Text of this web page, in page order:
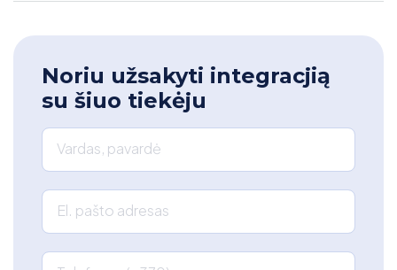
Noriu užsakyti integracjią
su šiuo tiekėju
Vardas, pavardė
El. pašto adresas